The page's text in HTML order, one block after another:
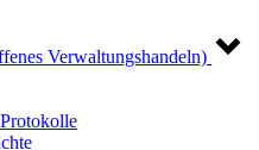
Verwaltungshandeln)